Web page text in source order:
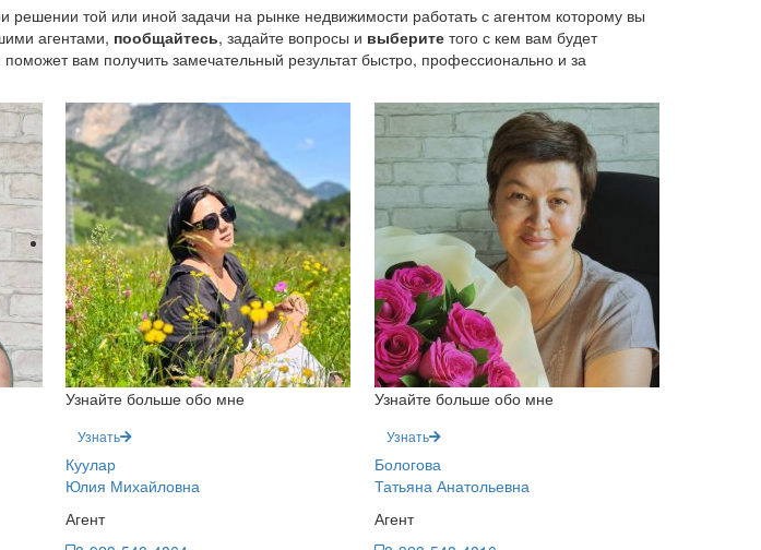
решении той или иной задачи на рынке недвижимости работать с агентом которому вы
агентами, пообщайтесь, задайте вопросы и выберите того с кем вам будет
вам получить замечательный результат быстро, профессионально и за
Узнайте больше обо мне
Узнать
Куулар
Юлия Михайловна
Агент
Узнайте больше обо мне
Узнать
Бологова
Татьяна Анатольевна
Агент